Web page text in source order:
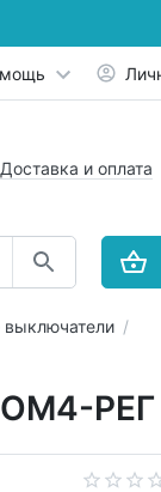
Доставка и оплата
ОМ4-РЕГ